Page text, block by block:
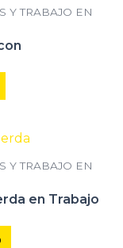
Y TRABAJO EN
Y TRABAJO EN
en Trabajo